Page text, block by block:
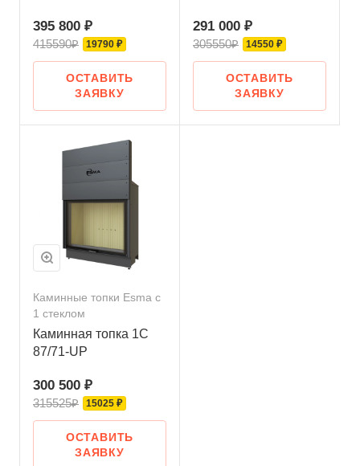
395 800 ₽
415590₽ 19790 ₽
ОСТАВИТЬ
ЗАЯВКУ
291 000 ₽
305550₽ 14550 ₽
ОСТАВИТЬ
ЗАЯВКУ
Каминные топки Esma с
1 стеклом
Каминная топка 1C
87/71-UP
300 500 ₽
315525₽ 15025 ₽
ОСТАВИТЬ
ЗАЯВКУ